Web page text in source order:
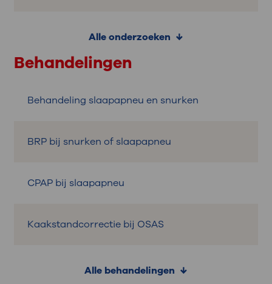
Alle onderzoeken
Behandelingen
Behandeling slaapapneu en snurken
BRP bij snurken of slaapapneu
CPAP bij slaapapneu
Kaakstandcorrectie bij OSAS
Alle behandelingen